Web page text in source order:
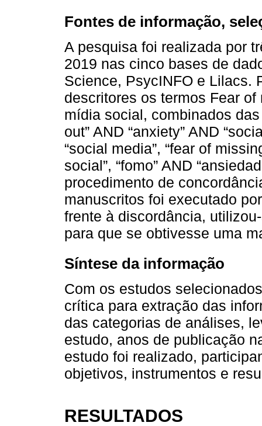
Fontes de informação,
A pesquisa foi realizada por
2019 nas cinco bases de
Science, PsycINFO e Lilacs.
descritores os termos Fear
mídia social, combinados
out” AND “anxiety” AND
“social media”, “fear of
social”, “fomo” AND
procedimento de
manuscritos foi executado
frente à discordância,
para que se obtivesse uma
Síntese da informação
Com os estudos
crítica para extração das
das categorias de análises,
estudo, anos de publicação
estudo foi realizado,
objetivos, instrumentos e
RESULTADOS